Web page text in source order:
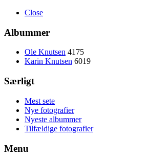
Close
Albummer
Ole Knutsen 4175
Karin Knutsen 6019
Særligt
Mest sete
Nye fotografier
Nyeste albummer
Tilfældige fotografier
Menu